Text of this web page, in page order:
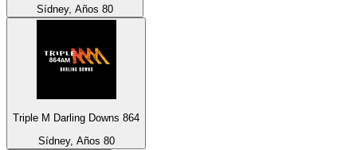
Sídney, Años 80
Triple M Darling Downs 864
Sídney, Años 80